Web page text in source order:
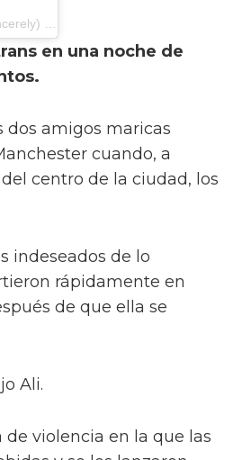
el
en una noche de
dos amigos maricas
cuando, a
del centro de la ciudad, los
indeseados de lo
rápidamente en
de que ella se
Ali.
violencia en la que las